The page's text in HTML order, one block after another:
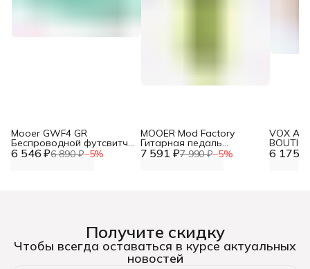
6 546 ₽6 890 ₽−5%
Mooer GWF4 GR
Беспроводной футсвитч
для гитар GTRS, 4 кнопки 7 591 ₽7 990 ₽−5%
MOOER Mod Factory
Гитарная педаль
эффектов модуляции (11 6 175 ₽
VOX
Получите скидку
Чтобы всегда оставаться в курсе актуальных
новостей